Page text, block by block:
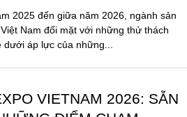
2025 đến giữa năm 2026, ngành sản
Nam đối mặt với những thử thách
dưới áp lực của những...
VIETNAM 2026: SẴN